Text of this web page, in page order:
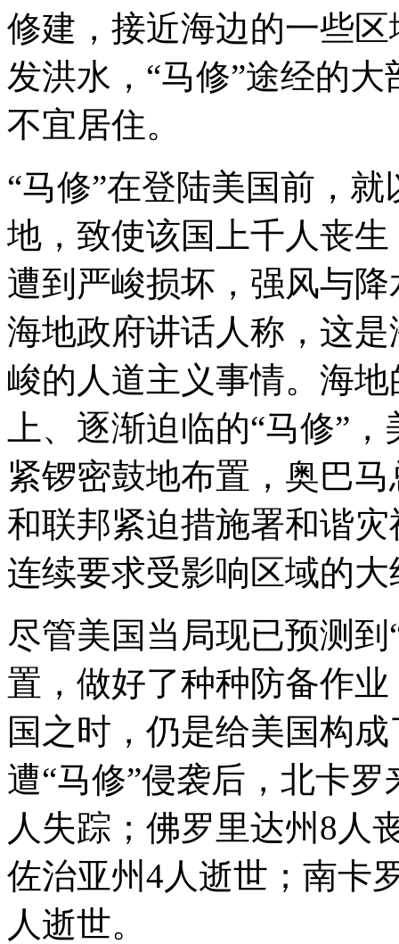
修建，接近海边的一些
发洪水，“马修”途经的
不宜居住。
“马修”在登陆美国前，
地，致使该国上千人丧
遭到严峻损坏，强风与
海地政府讲话人称，这
峻的人道主义事情。海
上、逐渐迫临的“马修”
紧锣密鼓地布置，奥巴
和联邦紧迫措施署和谐
连续要求受影响区域的
尽管美国当局现已预测
置，做好了种种防备作
国之时，仍是给美国构
遭“马修”侵袭后，北卡
人失踪；佛罗里达州8人
佐治亚州4人逝世；南卡
人逝世。